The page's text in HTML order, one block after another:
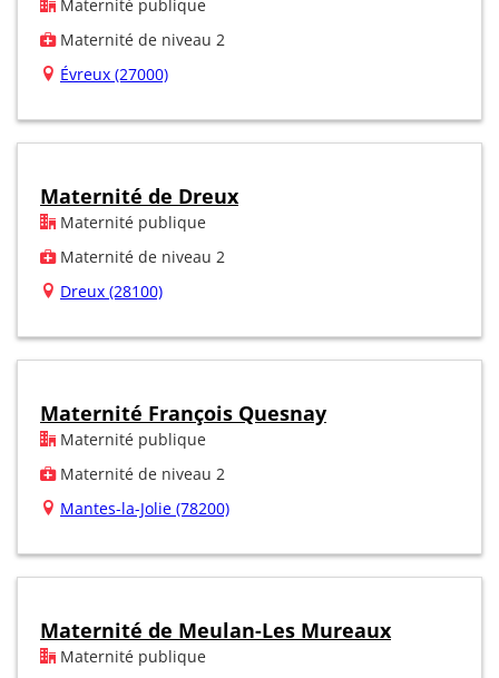
Maternité publique
Maternité de niveau 2
Évreux (27000)
Maternité de Dreux
Maternité publique
Maternité de niveau 2
Dreux (28100)
Maternité François Quesnay
Maternité publique
Maternité de niveau 2
Mantes-la-Jolie (78200)
Maternité de Meulan-Les Mureaux
Maternité publique